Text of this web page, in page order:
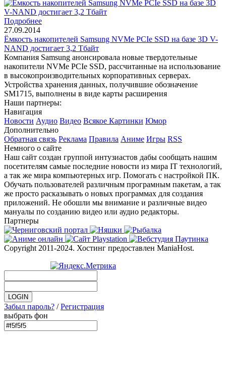
Подробнее
27.09.2014
Ёмкость накопителей Samsung NVMe PCIe SSD на базе 3D V-
NAND достигает 3,2 Тбайт
Компания Samsung анонсировала новые твердотельные
накопители NVMe PCIe SSD, рассчитанные на использование
в высокопроизводительных корпоративных серверах.
Устройства хранения данных, получившие обозначение
SM1715, выполнены в виде карты расширения
Наши партнеры:
Навигация
Новости Аудио Видео Всякое Картинки Юмор
Дополнительно
Обратная связь Реклама Правила Аниме Игры RSS
Немного о сайте
Наш сайт создан группой интузиастов дабы сообщать нашим
посетителям самые последние новости из мира IT технологий,
а так же мира компьютерных игр. Помогать с настройкой ПК.
Обучать пользователей различным програмным пакетам, а так
же просто расказывать о новых программах для создания
приложений. Не обошли мы внимание и различные видео
мануалы по созданию видео или аудио редакторы.
Партнеры
Copyright 2011-2024. Хостинг предоставлен ManiaHost.
Забыл пароль? /Регистрация
выбрать фон